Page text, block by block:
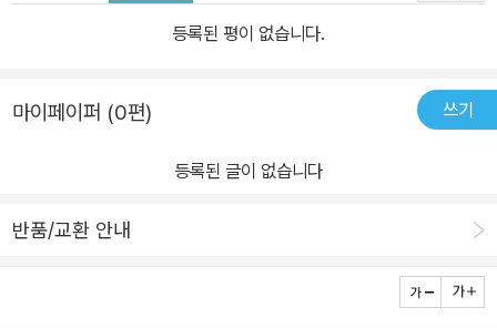
등록된 평이 없습니다.
마이페이퍼 (0편) 쓰기
등록된 글이 없습니다
반품/교환 안내